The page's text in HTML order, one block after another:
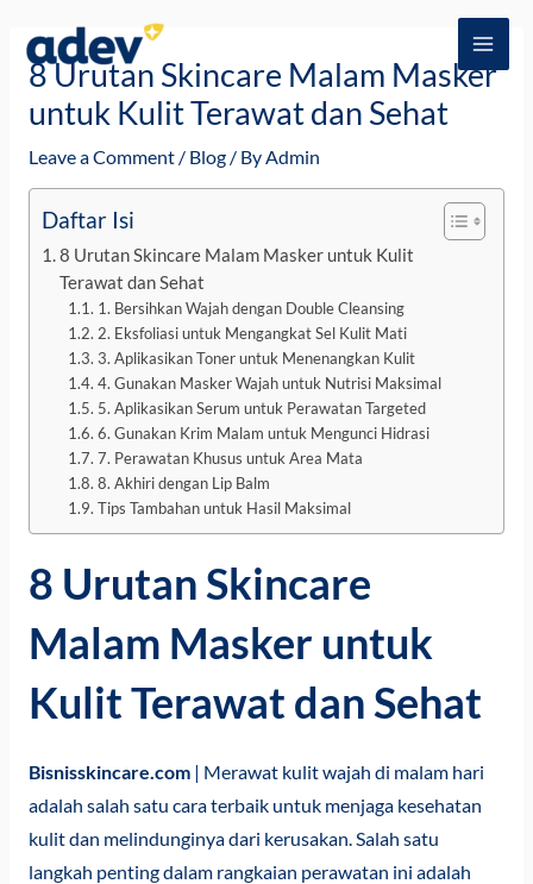
content
8 Urutan Skincare Malam Masker
untuk Kulit Terawat dan Sehat
Leave a Comment / Blog/ By Admin
Daftar Isi
8 Urutan Skincare Malam Masker untuk Kulit
Terawat dan Sehat
1. Bersihkan Wajah dengan Double Cleansing
2. Eksfoliasi untuk Mengangkat Sel Kulit Mati
3. Aplikasikan Toner untuk Menenangkan Kulit
4. Gunakan Masker Wajah untuk Nutrisi Maksimal
5. Aplikasikan Serum untuk Perawatan Targeted
6. Gunakan Krim Malam untuk Mengunci Hidrasi
7. Perawatan Khusus untuk Area Mata
8. Akhiri dengan Lip Balm
Tips Tambahan untuk Hasil Maksimal
8 Urutan Skincare
Malam Masker untuk
Kulit Terawat dan Sehat
Bisnisskincare.com| Merawat kulit wajah di malam hari
adalah salah satu cara terbaik untuk menjaga kesehatan
kulit dan melindunginya dari kerusakan. Salah satu
langkah penting dalam rangkaian perawatan ini adalah
navigation